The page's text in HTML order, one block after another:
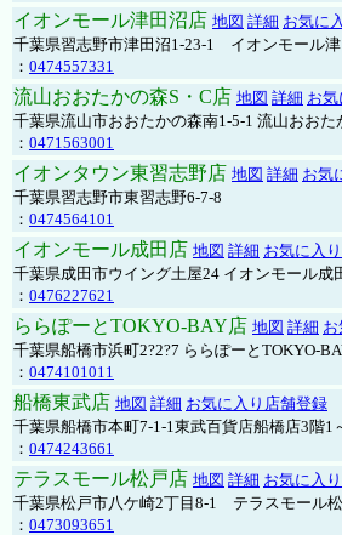
イオンモール津田沼店 地図 詳細 お気に
千葉県習志野市津田沼1-23-1 イオンモール
： 0474557331
流山おおたかの森S・C店 地図 詳細 お
千葉県流山市おおたかの森南1-5-1 流山おおた
： 0471563001
イオンタウン東習志野店 地図 詳細 お気
千葉県習志野市東習志野6-7-8
： 0474564101
イオンモール成田店 地図 詳細 お気に入
千葉県成田市ウイング土屋24 イオンモール成
： 0476227621
ららぽーとTOKYO-BAY店 地図 詳細
千葉県船橋市浜町2?2?7 ららぽーとTOKYO-
： 0474101011
船橋東武店 地図 詳細 お気に入り店舗登録
千葉県船橋市本町7-1-1東武百貨店船橋店3階1
： 0474243661
テラスモール松戸店 地図 詳細 お気に入
千葉県松戸市八ケ崎2丁目8-1 テラスモール
： 0473093651